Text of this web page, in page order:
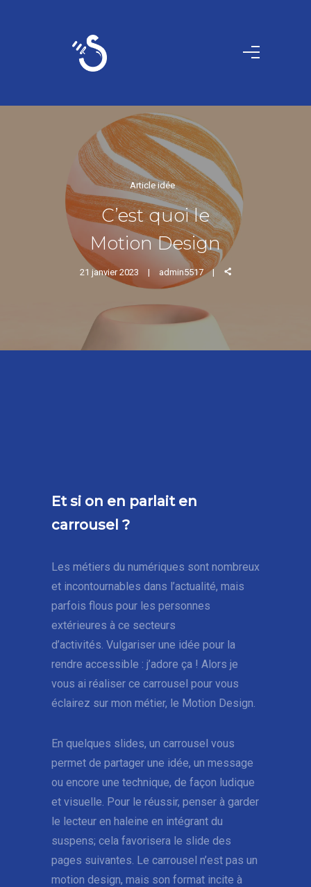
Article idée
C’est quoi le
Motion Design
21 janvier 2023 admin5517
Et si on en parlait en
carrousel ?
Les métiers du numériques sont nombreux
et incontournables dans l’actualité, mais
parfois flous pour les personnes
extérieures à ce secteurs
d’activités. Vulgariser une idée pour la
rendre accessible : j’adore ça ! Alors je
vous ai réaliser ce carrousel pour vous
éclairez sur mon métier, le Motion Design.
En quelques slides, un carrousel vous
permet de partager une idée, un message
ou encore une technique, de façon ludique
et visuelle. Pour le réussir, penser à garder
le lecteur en haleine en intégrant du
suspens; cela favorisera le slide des
pages suivantes. Le carrousel n’est pas un
motion design, mais son format incite à